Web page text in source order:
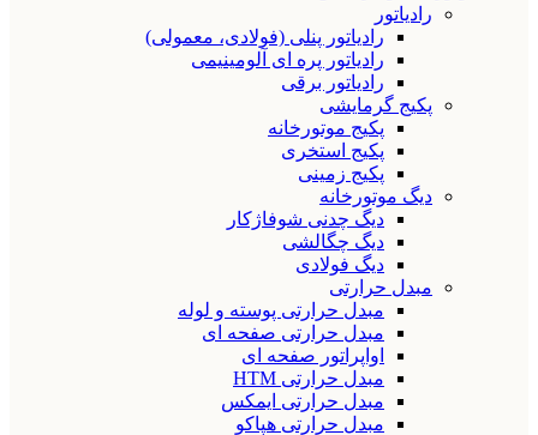
رادیاتور
رادیاتور پنلی (فولادی، معمولی)
رادیاتور پره ای آلومینیمی
رادیاتور برقی
پکیج گرمایشی
پکیج موتورخانه
پکیج استخری
پکیج زمینی
دیگ موتورخانه
دیگ چدنی شوفاژکار
دیگ چگالشی
دیگ فولادی
مبدل حرارتی
مبدل حرارتی پوسته و لوله
مبدل حرارتی صفحه ای
اواپراتور صفحه ای
مبدل حرارتی HTM
مبدل حرارتی ایمکس
مبدل حرارتی هپاکو